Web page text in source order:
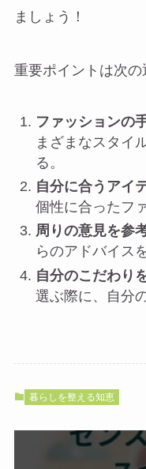
ましょう！
重要ポイントは次の
ファッションの
まざまなスタイ
る。
自分に合うアイ
個性に合ったフ
周りの意見を参
らのアドバイス
自分のこだわり
選ぶ際に、自分
暮らしを整える知恵